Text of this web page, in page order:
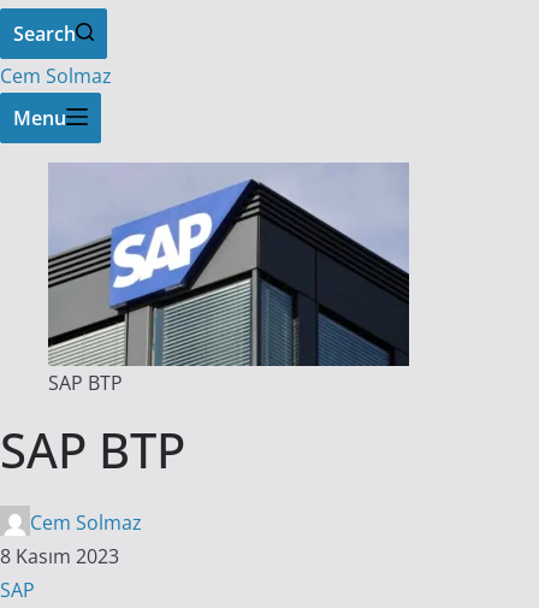
Search
Cem Solmaz
Menu
SAP BTP
SAP BTP
Cem Solmaz
8 Kasım 2023
SAP